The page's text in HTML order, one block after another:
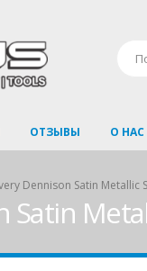
ОТЗЫВЫ О НАС
Dennison Satin Metallic
Satin